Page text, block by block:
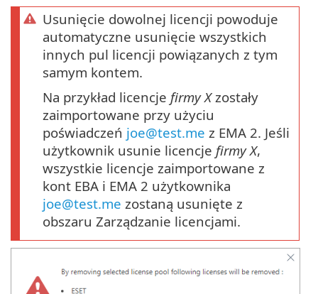
Usunięcie dowolnej licencji powoduje
automatyczne usunięcie wszystkich
innych pul licencji powiązanych z tym
samym kontem.
Na przykład licencje firmy Xzostały
zaimportowane przy użyciu
poświadczeń joe@test.me z EMA 2. Jeśli
użytkownik usunie licencje firmy X,
wszystkie licencje zaimportowane z
kont EBA i EMA 2 użytkownika
joe@test.me zostaną usunięte z
obszaru Zarządzanie licencjami.